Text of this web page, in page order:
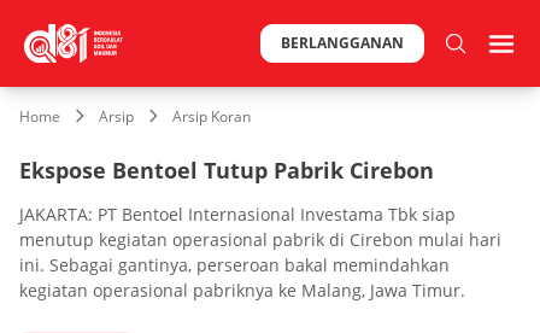
BERLANGGANAN
Home Arsip Arsip Koran
Ekspose Bentoel Tutup Pabrik Cirebon
JAKARTA: PT Bentoel Internasional Investama Tbk siap
menutup kegiatan operasional pabrik di Cirebon mulai hari
ini. Sebagai gantinya, perseroan bakal memindahkan
kegiatan operasional pabriknya ke Malang, Jawa Timur.